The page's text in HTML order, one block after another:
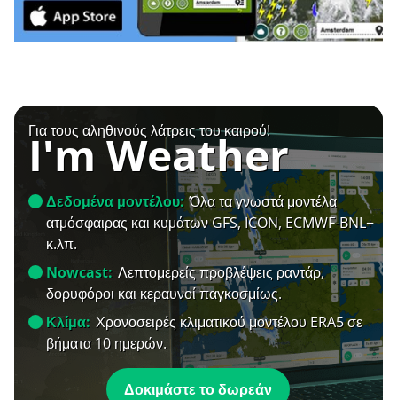
Για τους αληθινούς λάτρεις του καιρού!
I'm Weather
Δεδομένα μοντέλου: Όλα τα γνωστά μοντέλα
ατμόσφαιρας και κυμάτων GFS, ICON, ECMWF-BNL+
κ.λπ.
Nowcast: Λεπτομερείς προβλέψεις ραντάρ,
δορυφόροι και κεραυνοί παγκοσμίως.
Κλίμα: Χρονοσειρές κλιματικού μοντέλου ERA5 σε
βήματα 10 ημερών.
Δοκιμάστε το δωρεάν